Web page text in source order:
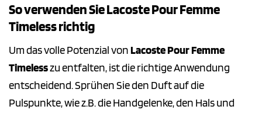
So verwenden Sie Lacoste Pour Femme
Timeless richtig
Um das volle Potenzial vonLacoste Pour Femme
Timelesszu entfalten, ist die richtige Anwendung
entscheidend. Sprühen Sie den Duft auf die
Pulspunkte, wie z.B. die Handgelenke, den Hals und